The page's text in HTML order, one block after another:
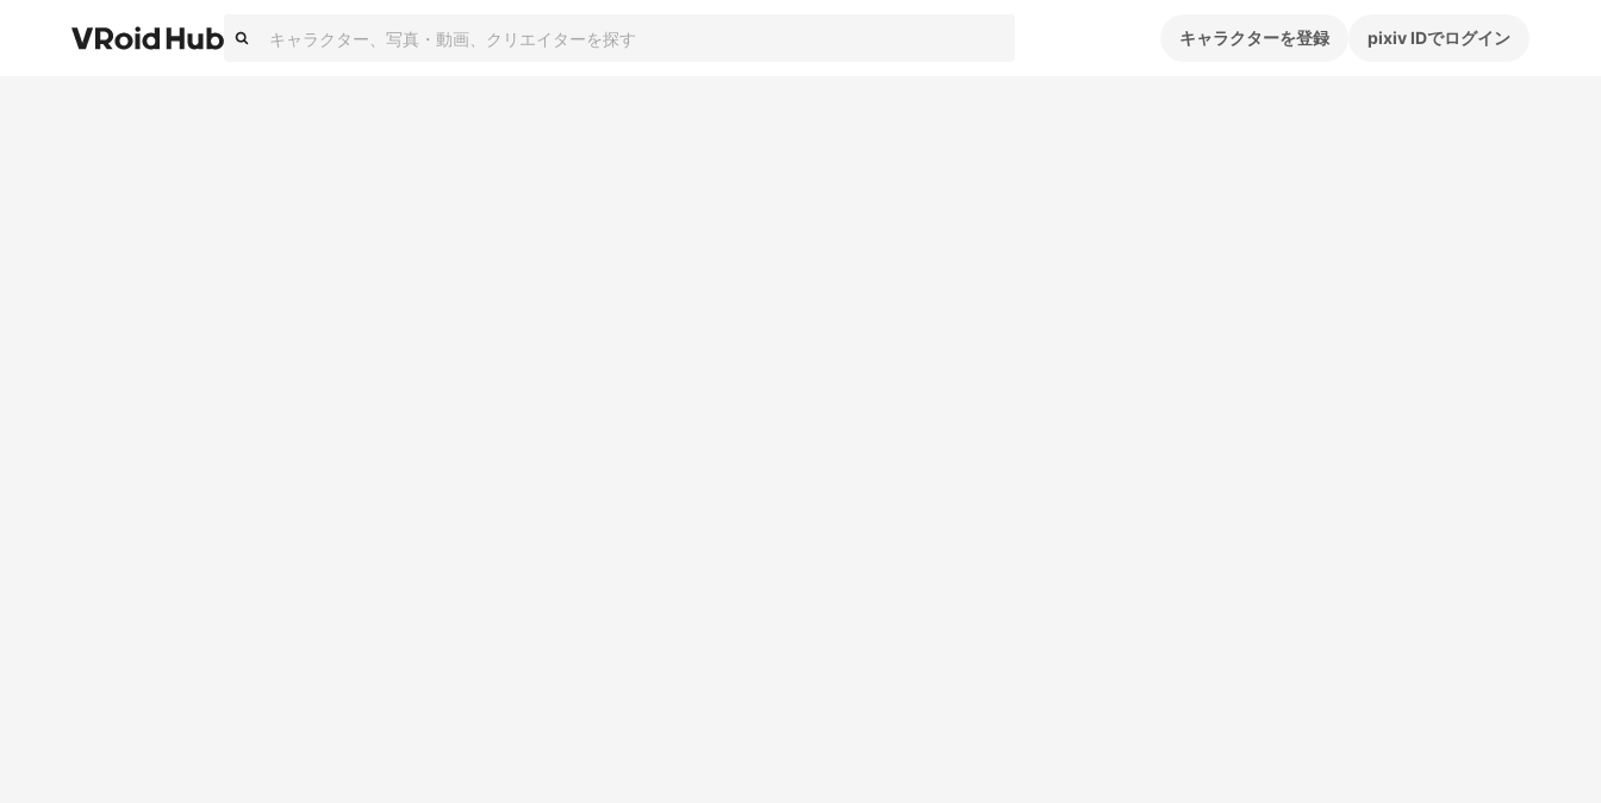
キャラクターを登録 pixiv IDでログイン